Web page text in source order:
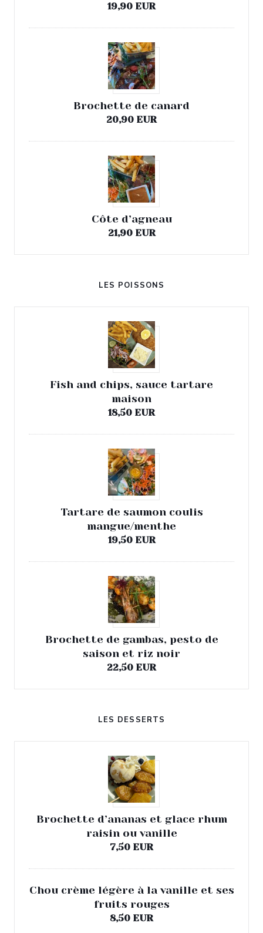
19,90 EUR
Brochette de canard
20,90 EUR
Côte d’agneau
21,90 EUR
LES POISSONS
Fish and chips, sauce tartare
maison
18,50 EUR
Tartare de saumon coulis
mangue/menthe
19,50 EUR
Brochette de gambas, pesto de
saison et riz noir
22,50 EUR
LES DESSERTS
Brochette d’ananas et glace rhum
raisin ou vanille
7,50 EUR
Chou crème légère à la vanille et ses
fruits rouges
8,50 EUR